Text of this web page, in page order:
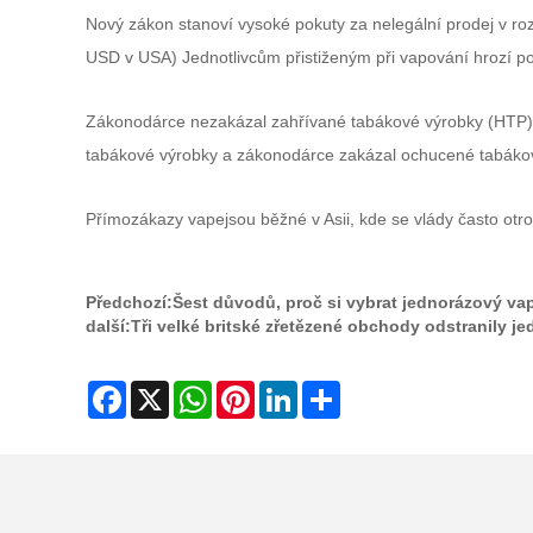
Nový zákon stanoví vysoké pokuty za nelegální prodej v
USD v USA) Jednotlivcům přistiženým při vapování hrozí
Zákonodárce nezakázal zahřívané tabákové výrobky
tabákové výrobky a zákonodárce zakázal ochucené
Přímozákazy vapejsou běžné v Asii, kde se vlády často
Předchozí:Šest důvodů, proč si vybrat jednorázový
další:Tři velké britské zřetězené obchody odstranily
Facebook WhatsAppPinterestLinkedIn